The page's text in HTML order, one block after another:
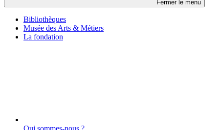
Fermer le menu
Bibliothèques
Musée des Arts & Métiers
La fondation
Qui sommes-nous ?